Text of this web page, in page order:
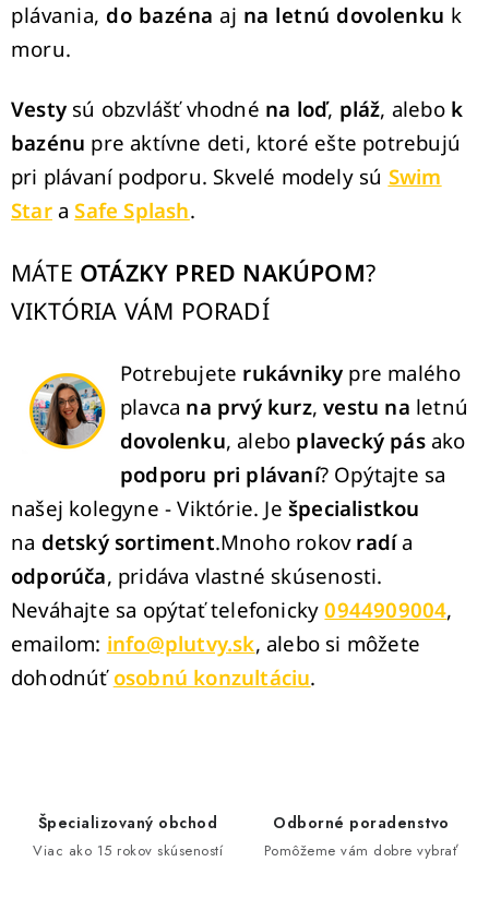
e
p
v
k
y
v
ý
i
s
u
plávania, do bazéna aj na letnú dovolenku k
moru.
Vesty sú obzvlášť vhodné na loď, pláž, alebo k
bazénu pre aktívne deti, ktoré ešte potrebujú
pri plávaní podporu. Skvelé modely sú Swim
StaraSafe Splash.
MÁTE OTÁZKY PRED NAKÚPOM?
VIKTÓRIA VÁM PORADÍ
Potrebujete rukávniky pre malého
plavca na prvý kurz,vestu na letnú
dovolenku, alebo plavecký pásako
podporu pri plávaní? Opýtajte sa
našej kolegyne - Viktórie. Je špecialistkou
na detský sortiment.Mnoho rokov radía
odporúča, pridáva vlastné skúsenosti.
Neváhajte sa opýtať telefonicky0944909004,
emailom: info@plutvy.sk, alebo si môžete
dohodnúť osobnú konzultáciu.
Špecializovaný obchod
Viac ako 15 rokov skúseností
Odborné poradenstvo
Pomôžeme vám dobre vybrať